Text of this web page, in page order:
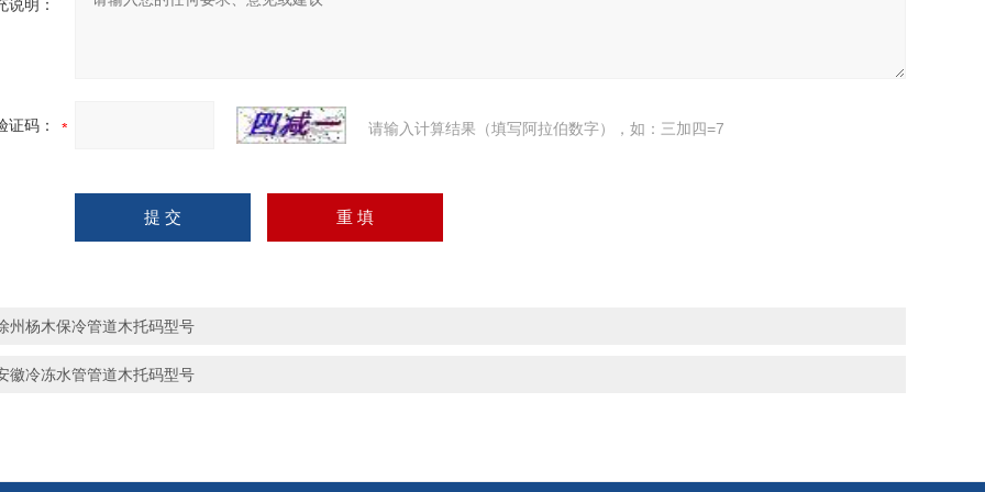
说明：
证码： 请输入计算结果（填写阿拉伯数字），如：三加四=7
州杨木保冷管道木托码型号
徽冷冻水管管道木托码型号